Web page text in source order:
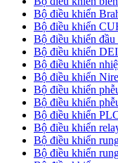
Bộ điều khiển
Bộ điều khiển
Bộ điều khiển
Bộ điều khiển
Bộ điều khiển
Bộ điều khiển
Bộ điều khiển
Bộ điều khiển
Bộ điều khiển
Bộ điều khiển
Bộ điều khiển
Bộ điều khiển